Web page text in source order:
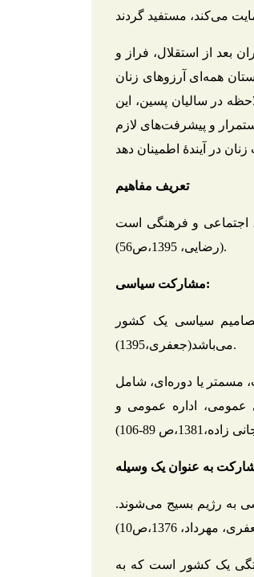
بعد از استقلال، فراز و
همه‌ای آرزو‌های زنان
در سالیان پسین، این
و پیشرفت‌های لازم
تعریف مفاهیم
اجتماعی و فرهنگی است
(رضایی، 1395،ص56).
مشارکت سیاسی:
سیاسی یک کشور
می‌باشد(جعفری،1395).
مسمتر یا دوره‌ای، شامل
عمومی، اداره عمومی و
به رژیم بسیج می‌شوند.
یک کشور است که به